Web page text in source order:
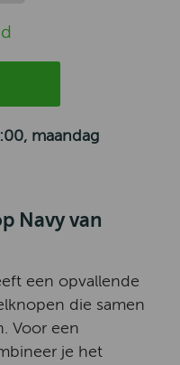
maandag
Navy van
een opvallende
die samen
Voor een
je het